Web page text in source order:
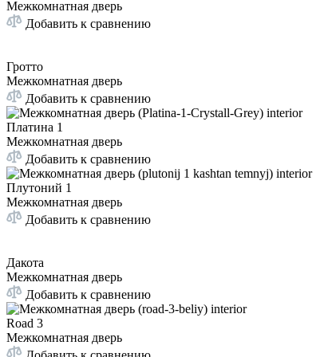
Межкомнатная дверь
Добавить к сравнению
Гротто
Межкомнатная дверь
Добавить к сравнению
Платина 1
Межкомнатная дверь
Добавить к сравнению
Плутоний 1
Межкомнатная дверь
Добавить к сравнению
Дакота
Межкомнатная дверь
Добавить к сравнению
Road 3
Межкомнатная дверь